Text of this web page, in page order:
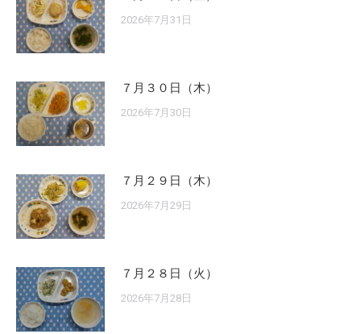
2026年7月31日
７月３０日（木）
2026年7月30日
７月２９日（木）
2026年7月29日
７月２８日（火）
2026年7月28日